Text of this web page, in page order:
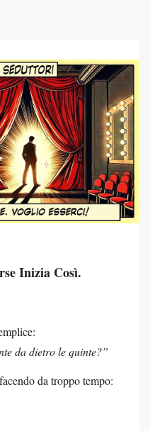
Inizia Così.
da dietro le quinte?”
da troppo tempo: